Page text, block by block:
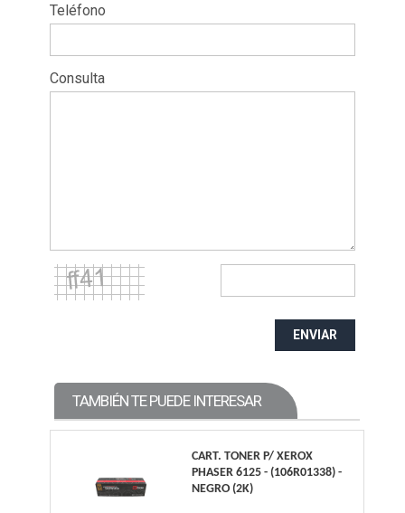
Teléfono
Consulta
ENVIAR
TAMBIÉN TE PUEDE INTERESAR
CART. TONER P/ XEROX
PHASER 6125 - (106R01338) -
NEGRO (2K)